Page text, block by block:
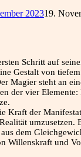
202319.
Schritt auf
Gestalt von
Magier steht an
der vier
Kraft der
umzusetzen.
dem
Willenskraft und